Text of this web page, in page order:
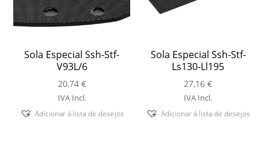
Sola Especial Ssh-Stf-
V93L/6
20,74 €
IVA Incl.
Adicionar á lista de desejos
Sola Especial Ssh-Stf-
Ls130-Ll195
27,16€
IVA Incl.
Adicionar á lista de desejos